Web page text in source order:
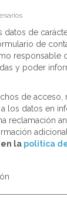
datos de
de
y poder
de acceso,
los datos en
reclamación
la politica